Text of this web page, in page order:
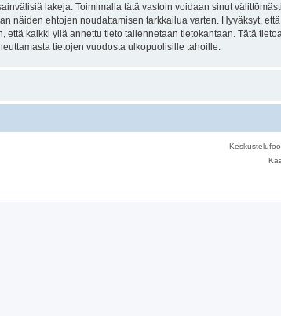
lakeja. Toimimalla tätä vastoin voidaan sinut
näiden ehtojen noudattamisen tarkkailua varten. Hyväksyt,
että kaikki yllä annettu tieto tallennetaan tietokantaan. Tätä
tietojen vuodosta ulkopuolisille tahoille.